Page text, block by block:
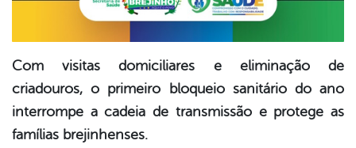
Com visitas domiciliares e eliminação de
criadouros, o primeiro bloqueio sanitário do ano
interrompe a cadeia de transmissão e protege as
famílias brejinhenses.